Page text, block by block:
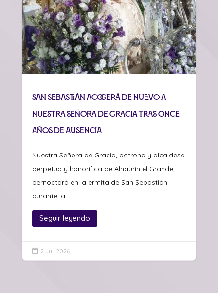
San Sebastián acogerá de nuevo a
Nuestra Señora de Gracia tras once
años de ausencia
Nuestra Señora de Gracia, patrona y alcaldesa
perpetua y honorífica de Alhaurín el Grande,
pernoctará en la ermita de San Sebastián
durante la...
Seguir leyendo
 2 Jul, 2026